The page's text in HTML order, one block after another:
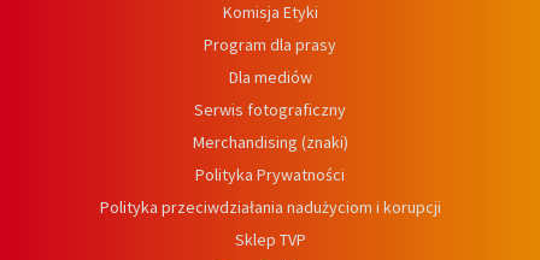
Komisja Etyki
Program dla prasy
Dla mediów
Serwis fotograficzny
Merchandising (znaki)
Polityka Prywatności
Polityka przeciwdziałania nadużyciom i korupcji
Sklep TVP